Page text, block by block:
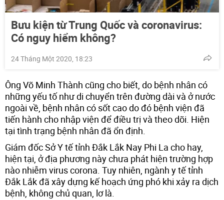
Bưu kiện từ Trung Quốc và coronavirus:
Có nguy hiểm không?
24 Tháng Một 2020, 18:23
Ông Võ Minh Thành cũng cho biết, do bệnh nhân có
những yếu tố như di chuyển trên đường dài và ở nước
ngoài về, bệnh nhân có sốt cao do đó bệnh viện đã
tiến hành cho nhập viện để điều trị và theo dõi. Hiện
tại tình trạng bệnh nhân đã ổn định.
Giám đốc Sở Y tế tỉnh Đắk Lắk Nay Phi La cho hay,
hiện tại, ở địa phương này chưa phát hiện trường hợp
nào nhiễm virus corona. Tuy nhiên, ngành y tế tỉnh
Đắk Lắk đã xây dựng kế hoạch ứng phó khi xảy ra dịch
bệnh, không chủ quan, lơ là.